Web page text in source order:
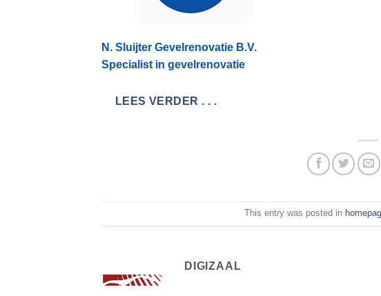
N. Sluijter Gevelrenovatie B.V.
Specialist in gevelrenovatie
LEES VERDER . . .
This entry was posted in
DIGIZAAL